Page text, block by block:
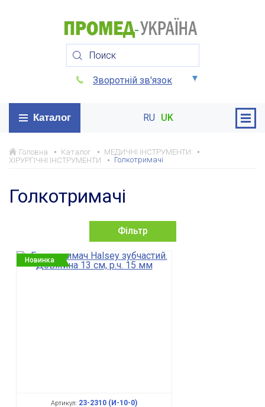
Зворотній зв'язок
Каталог RU UK
Головна Каталог
МЕДИЧНІ ІНСТРУМЕНТИ
ХІРУРГІЧНІ ІНСТРУМЕНТИ
Голкотримачі
Голкотримачі
Фільтр
Новинка
Артикул: 23-2310 (И-10-0)